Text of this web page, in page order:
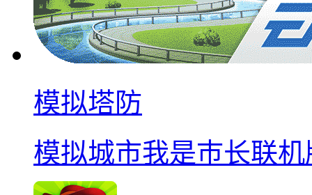
模拟塔防
模拟城市我是巿长联机